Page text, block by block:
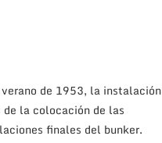
de 1953, la instalación
de la colocación de las
finales del bunker.